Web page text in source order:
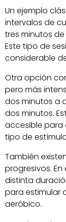
Un ejemplo
intervalos de
tres minutos
Este tipo de
considerable
Otra opción
pero más
dos minutos a
dos minutos.
accesible para
tipo de
También
progresivos.
distinta
para estimular
aeróbico.